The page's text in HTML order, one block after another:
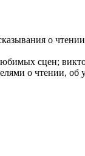
о
сцен;
о чтении, об